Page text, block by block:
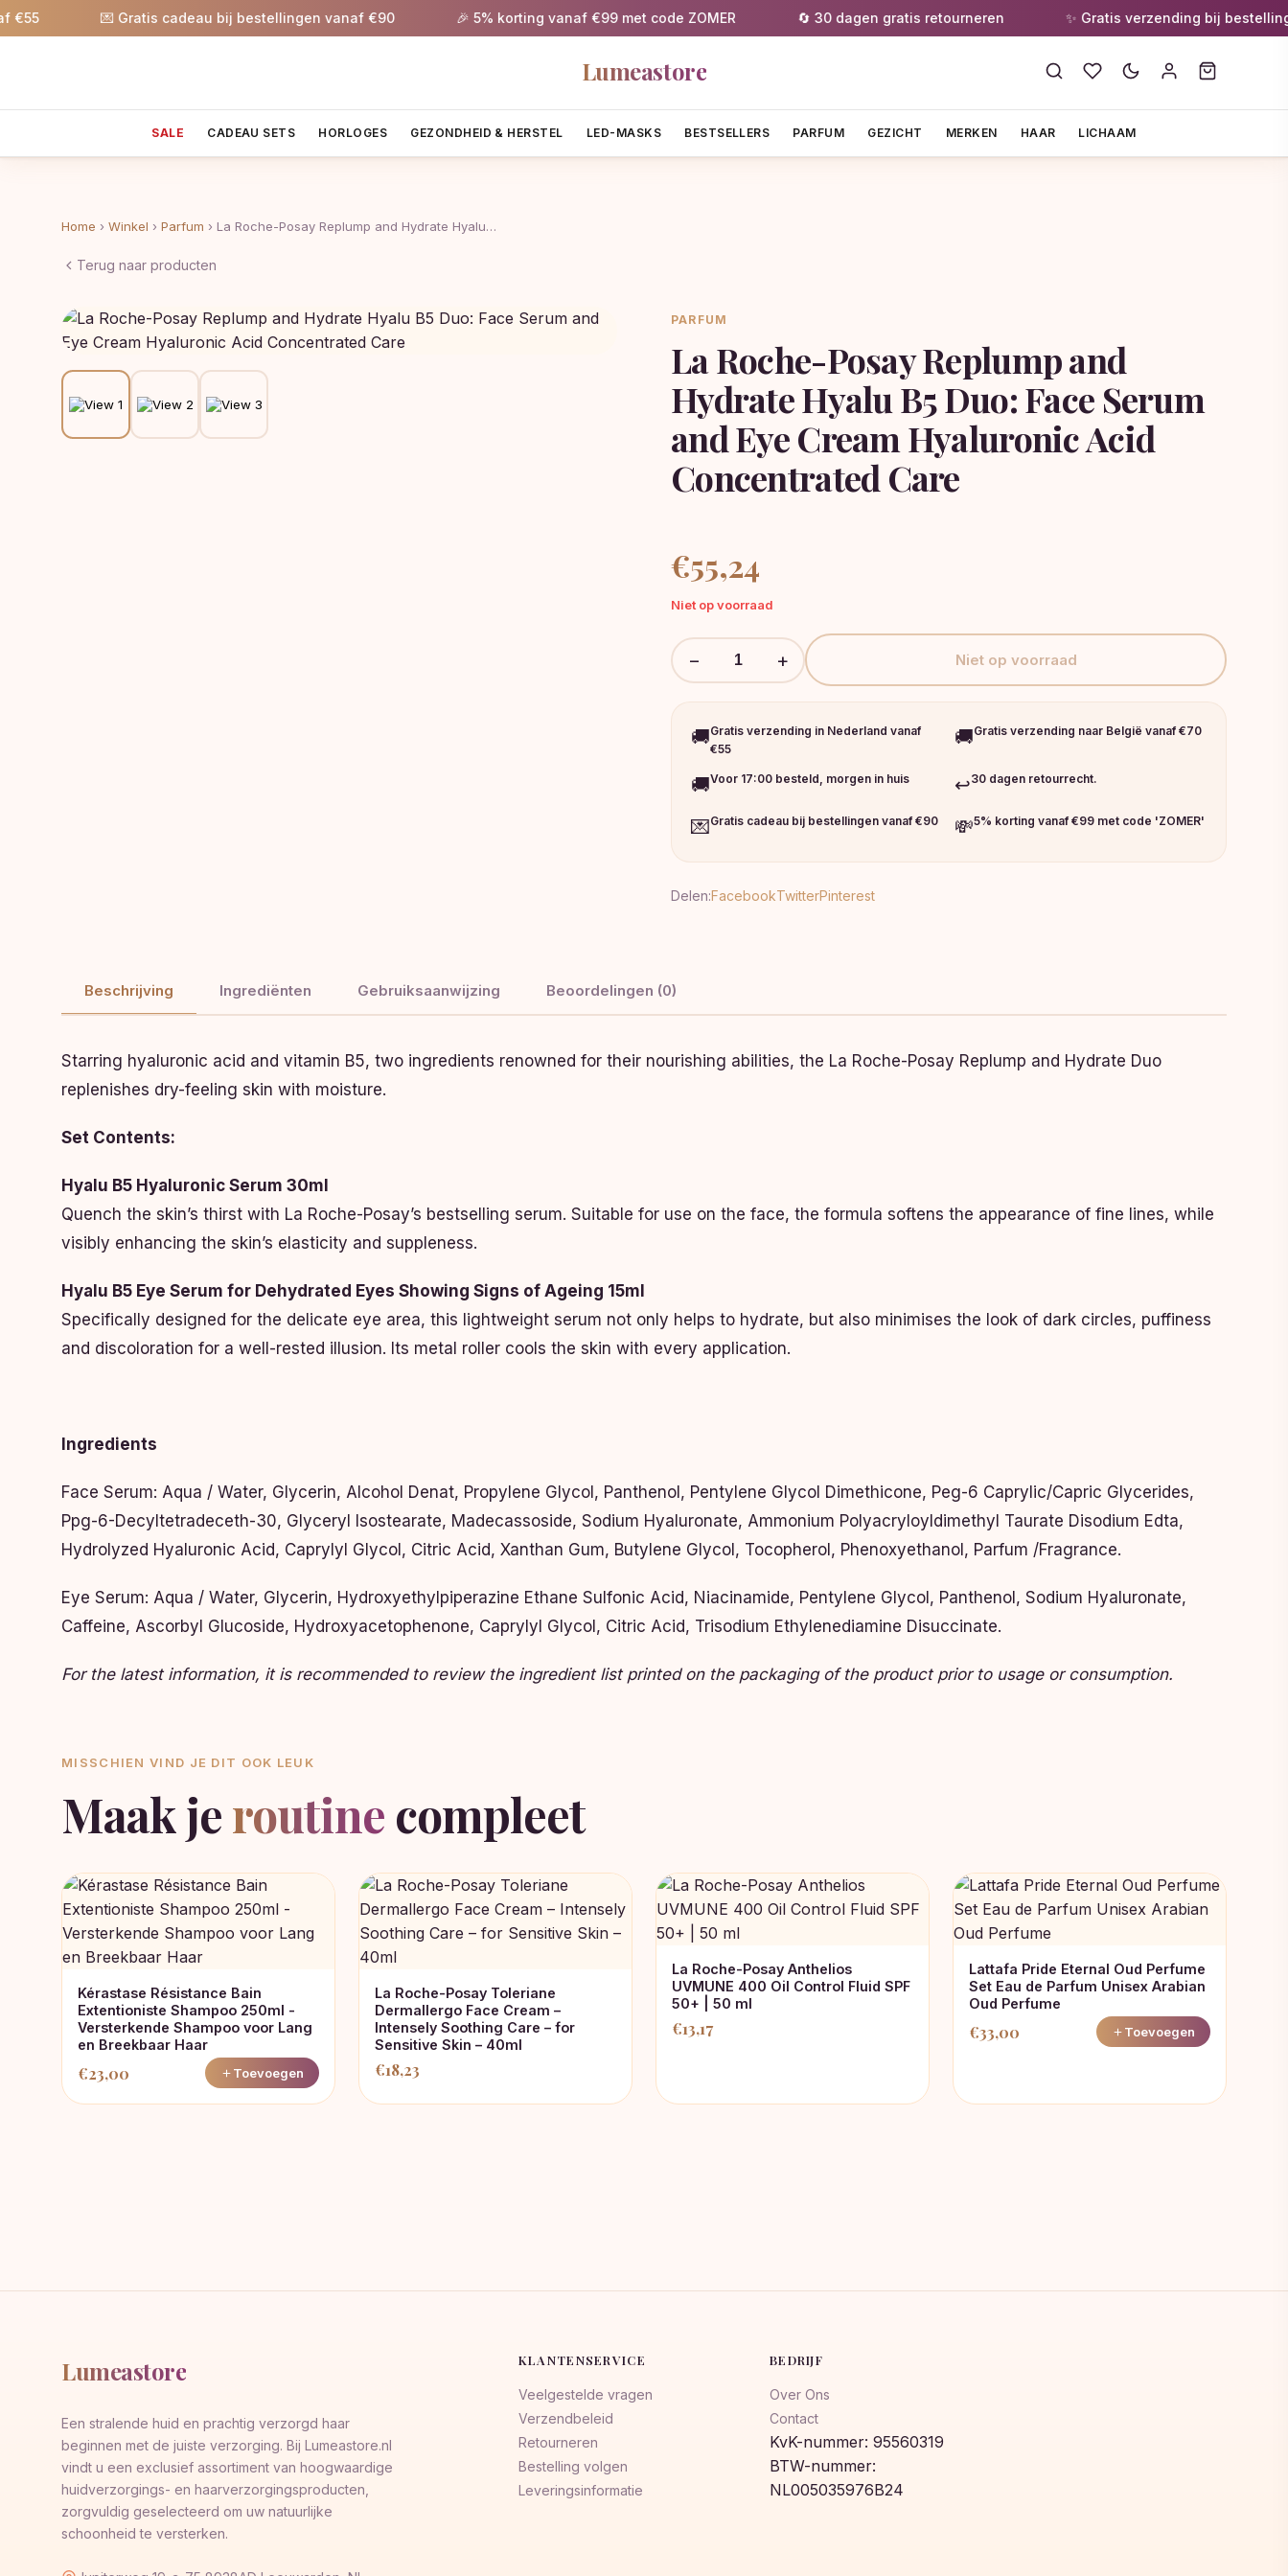
💌 Gratis cadeau bij bestellingen vanaf €90 🎉 5% korting vanaf €99 met code ZOMER 🔄 30 dagen gratis retourneren ✨ Gratis verzending bij bestellingen
Lumeastore
SALE CADEAU SETS HORLOGES GEZONDHEID & HERSTEL LED-MASKS BESTSELLERS PARFUM GEZICHT MERKEN HAAR LICHAAM
Home › Winkel › Parfum › La Roche-Posay Replump and Hydrate Hyalu…
Terug naar producten
PARFUM
La Roche-Posay Replump and
Hydrate Hyalu B5 Duo: Face Serum
and Eye Cream Hyaluronic Acid
Concentrated Care
€55,24
Niet op voorraad
− + Niet op voorraad
🚚Gratis verzending in Nederland vanaf
€55
🚚Gratis verzending naar België vanaf €70
🚚Voor 17:00 besteld, morgen in huis ↩️30 dagen retourrecht.
💌Gratis cadeau bij bestellingen vanaf €90 💸5% korting vanaf €99 met code 'ZOMER'
Delen:FacebookTwitterPinterest
Beschrijving Ingrediënten Gebruiksaanwijzing Beoordelingen (0)
Starring hyaluronic acid and vitamin B5, two ingredients renowned for their nourishing abilities, the La Roche-Posay Replump and Hydrate Duo
replenishes dry-feeling skin with moisture.
Set Contents:
Hyalu B5 Hyaluronic Serum 30ml
Quench the skin’s thirst with La Roche-Posay’s bestselling serum. Suitable for use on the face, the formula softens the appearance of fine lines, while
visibly enhancing the skin’s elasticity and suppleness.
Hyalu B5 Eye Serum for Dehydrated Eyes Showing Signs of Ageing 15ml
Specifically designed for the delicate eye area, this lightweight serum not only helps to hydrate, but also minimises the look of dark circles, puffiness
and discoloration for a well-rested illusion. Its metal roller cools the skin with every application.
Ingredients
Face Serum: Aqua / Water, Glycerin, Alcohol Denat, Propylene Glycol, Panthenol, Pentylene Glycol Dimethicone, Peg-6 Caprylic/Capric Glycerides,
Ppg-6-Decyltetradeceth-30, Glyceryl Isostearate, Madecassoside, Sodium Hyaluronate, Ammonium Polyacryloyldimethyl Taurate Disodium Edta,
Hydrolyzed Hyaluronic Acid, Caprylyl Glycol, Citric Acid, Xanthan Gum, Butylene Glycol, Tocopherol, Phenoxyethanol, Parfum /Fragrance.
Eye Serum: Aqua / Water, Glycerin, Hydroxyethylpiperazine Ethane Sulfonic Acid, Niacinamide, Pentylene Glycol, Panthenol, Sodium Hyaluronate,
Caffeine, Ascorbyl Glucoside, Hydroxyacetophenone, Caprylyl Glycol, Citric Acid, Trisodium Ethylenediamine Disuccinate.
For the latest information, it is recommended to review the ingredient list printed on the packaging of the product prior to usage or consumption.
MISSCHIEN VIND JE DIT OOK LEUK
Maak jeroutine compleet
Kérastase Résistance Bain
Extentioniste Shampoo 250ml -
Versterkende Shampoo voor Lang
en Breekbaar Haar
€23,00 Toevoegen
La Roche-Posay Toleriane
Dermallergo Face Cream –
Intensely Soothing Care – for
Sensitive Skin – 40ml
€18,23
La Roche-Posay Anthelios
UVMUNE 400 Oil Control Fluid SPF
50+ | 50 ml
€13,17
Lattafa Pride Eternal Oud Perfume
Set Eau de Parfum Unisex Arabian
Oud Perfume
€33,00 Toevoegen
Lumeastore
Een stralende huid en prachtig verzorgd haar
beginnen met de juiste verzorging. Bij Lumeastore.nl
vindt u een exclusief assortiment van hoogwaardige
huidverzorgings- en haarverzorgingsproducten,
zorgvuldig geselecteerd om uw natuurlijke
schoonheid te versterken.
KLANTENSERVICE
Veelgestelde vragen
Verzendbeleid
Retourneren
Bestelling volgen
Leveringsinformatie
BEDRIJF
Over Ons
Contact
KvK-nummer: 95560319
BTW-nummer:
NL005035976B24